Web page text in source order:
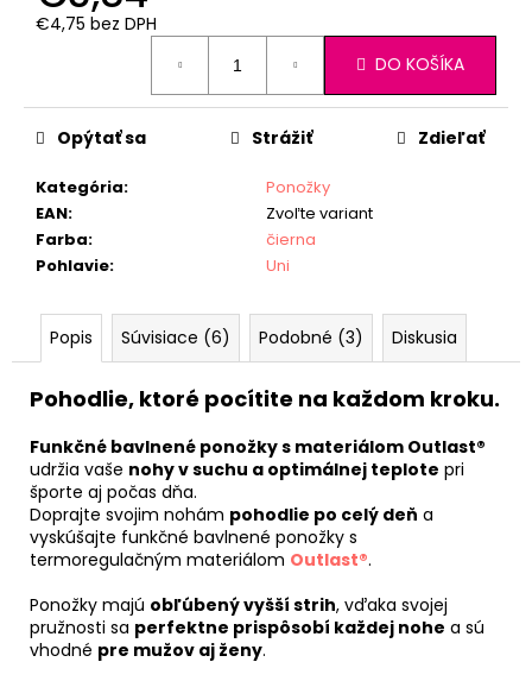
€4,75 bez DPH
DO KOŠÍKA
Kategória:
Ponožky
EAN:
Zvoľte variant
Farba:
čierna
Pohlavie: Uni
Opýtať sa Strážiť Zdieľať
Popis Súvisiace (6) Podobné (3) Diskusia
Pohodlie, ktoré pocítite na každom kroku.
Funkčné bavlnené ponožky s materiálom Outlast®
udržia vaše nohy v suchu a optimálnej teplote pri
športe aj počas dňa.
Doprajte svojim nohám pohodlie po celý deň a
vyskúšajte funkčné bavlnené ponožky s
termoregulačným materiálom Outlast®.
Ponožky majú obľúbený vyšší strih, vďaka svojej
pružnosti sa perfektne prispôsobí každej nohe a sú
vhodné pre mužov aj ženy.